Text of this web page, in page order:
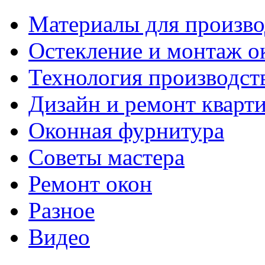
Материалы для
Остекление и монтаж
Технология
Дизайн и ремонт
Оконная фурнитура
Советы мастера
Ремонт окон
Разное
Видео